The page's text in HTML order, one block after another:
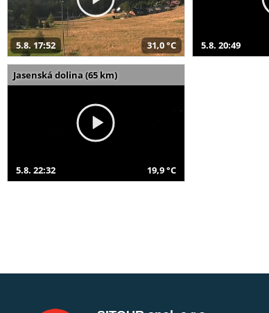
5.8. 17:52 31,0 °C 5.8. 20:49
Jasenská dolina (65 km)
5.8. 22:32 19,9 °C